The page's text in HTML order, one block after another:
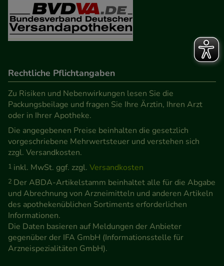
Rechtliche Pflichtangaben
Zu Risiken und Nebenwirkungen lesen Sie die
Packungsbeilage und fragen Sie Ihre Ärztin, Ihren Arzt
oder in Ihrer Apotheke.
Die angegebenen Preise beinhalten die gesetzlich
vorgeschriebene Mehrwertsteuer und verstehen sich
zzgl. Versandkosten.
1 inkl. MwSt. ggf. zzgl. Versandkosten
2 Der ABDA-Artikelstamm beinhaltet alle für die Abgabe
und Abrechnung von Arzneimitteln und anderen Artikeln
des apothekenüblichen Sortiments erforderlichen
Informationen.
Die Daten basieren auf Meldungen der Anbieter
gegenüber der IFA GmbH (Informationsstelle für
Arzneispezialitäten GmbH).